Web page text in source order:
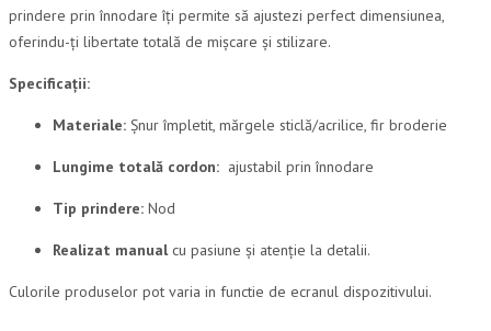
prindere prin înnodare îți permite să ajustezi perfect dimensiunea,
oferindu-ți libertate totală de mișcare și stilizare.
Specificații:
Materiale: Șnur împletit, mărgele sticlă/acrilice, fir broderie
Lungime totală cordon: ajustabil prin înnodare
Tip prindere: Nod
Realizat manualcu pasiune și atenție la detalii.
Culorile produselor pot varia in functie de ecranul dispozitivului.